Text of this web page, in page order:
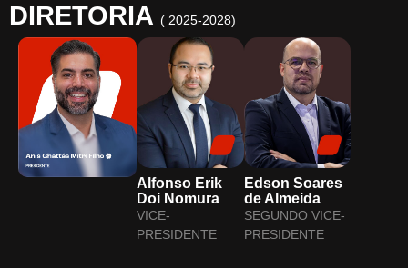
DIRETORIA ( 2025-2028)
Alfonso Erik
Doi Nomura
VICE-
PRESIDENTE
Edson Soares
de Almeida
SEGUNDO VICE-
PRESIDENTE